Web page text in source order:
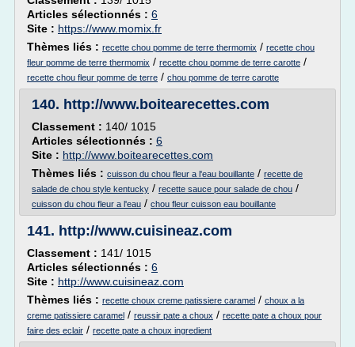
Articles sélectionnés : 6
Site : https://www.momix.fr
Thèmes liés : recette chou pomme de terre thermomix / recette chou
fleur pomme de terre thermomix / recette chou pomme de terre carotte /
recette chou fleur pomme de terre / chou pomme de terre carotte
140. http://www.boitearecettes.com
Classement : 140/ 1015
Articles sélectionnés : 6
Site : http://www.boitearecettes.com
Thèmes liés : cuisson du chou fleur a l'eau bouillante / recette de
salade de chou style kentucky / recette sauce pour salade de chou /
cuisson du chou fleur a l'eau / chou fleur cuisson eau bouillante
141. http://www.cuisineaz.com
Classement : 141/ 1015
Articles sélectionnés : 6
Site : http://www.cuisineaz.com
Thèmes liés : recette choux creme patissiere caramel / choux a la
creme patissiere caramel / reussir pate a choux / recette pate a choux pour
faire des eclair / recette pate a choux ingredient